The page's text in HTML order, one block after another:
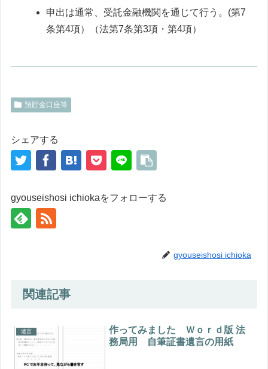
申出は通常、受託金融機関を通じて行う。(第7
条第4項）（法第7条第3項・第4項）
預貯金口座等
シェアする
gyouseishosi ichiokaをフォローする
gyouseishosi ichioka
関連記事
遺言
作ってみました Ｗｏｒｄ版 法
務局用 自筆証書遺言の用紙